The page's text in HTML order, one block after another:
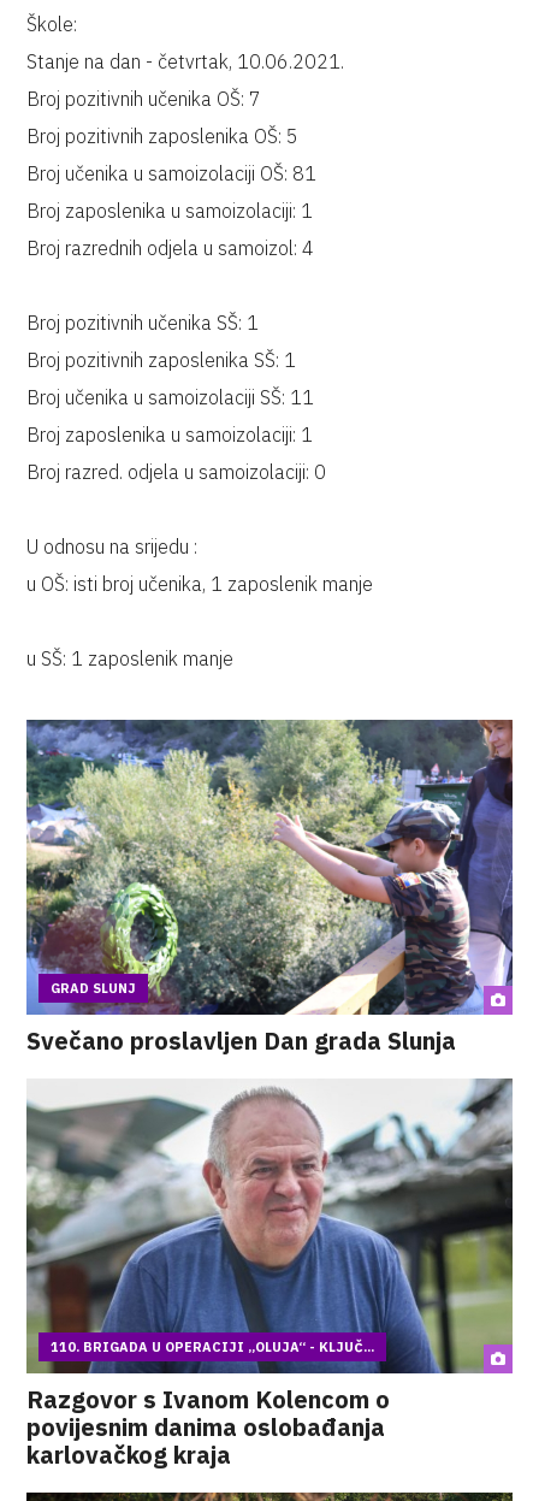
Škole:
Stanje na dan - četvrtak, 10.06.2021.
Broj pozitivnih učenika OŠ: 7
Broj pozitivnih zaposlenika OŠ: 5
Broj učenika u samoizolaciji OŠ: 81
Broj zaposlenika u samoizolaciji: 1
Broj razrednih odjela u samoizol: 4
Broj pozitivnih učenika SŠ: 1
Broj pozitivnih zaposlenika SŠ: 1
Broj učenika u samoizolaciji SŠ: 11
Broj zaposlenika u samoizolaciji: 1
Broj razred. odjela u samoizolaciji: 0
U odnosu na srijedu :
u OŠ: isti broj učenika, 1 zaposlenik manje
u SŠ: 1 zaposlenik manje
GRAD SLUNJ
Svečano proslavljen Dan grada Slunja
110. BRIGADA U OPERACIJI „OLUJA“ - KLJUČ...
Razgovor s Ivanom Kolencom o
povijesnim danima oslobađanja
karlovačkog kraja